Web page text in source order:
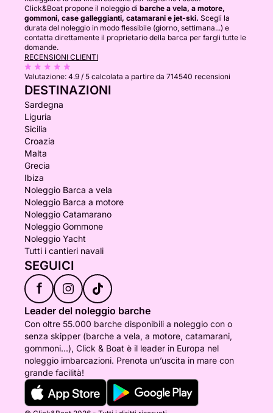
Click&Boat propone il noleggio di barche a vela, a motore,
gommoni, case galleggianti, catamarani e jet-ski. Scegli la
durata del noleggio in modo flessibile (giorno, settimana...) e
contatta direttamente il proprietario della barca per fargli tutte le
domande.
RECENSIONI CLIENTI
Valutazione: 4.9 / 5 calcolata a partire da 714540 recensioni
DESTINAZIONI
Sardegna
Liguria
Sicilia
Croazia
Malta
Grecia
Ibiza
Noleggio Barca a vela
Noleggio Barca a motore
Noleggio Catamarano
Noleggio Gommone
Noleggio Yacht
Tutti i cantieri navali
SEGUICI
f
Leader del noleggio barche
Con oltre 55.000 barche disponibili a noleggio con o
senza skipper (barche a vela, a motore, catamarani,
gommoni...), Click & Boat è il leader in Europa nel
noleggio imbarcazioni. Prenota un’uscita in mare con
grande facilità!